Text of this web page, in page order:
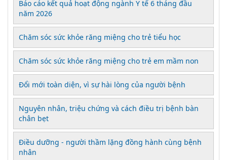
Báo cáo kết quả hoạt động ngành Y tế 6 tháng đầu
năm 2026
Chăm sóc sức khỏe răng miệng cho trẻ tiểu học
Chăm sóc sức khỏe răng miệng cho trẻ em mầm non
Đổi mới toàn diện, vì sự hài lòng của người bệnh
Nguyên nhân, triệu chứng và cách điều trị bệnh bàn
chân bẹt
Điều dưỡng - người thầm lặng đồng hành cùng bệnh
nhân